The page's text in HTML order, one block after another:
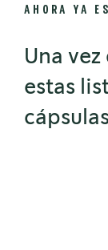
AHORA YA
Una
estas